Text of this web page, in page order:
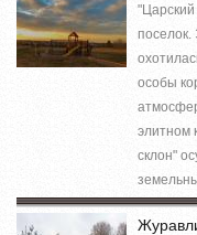
поселок.
особы
элитном
склон"